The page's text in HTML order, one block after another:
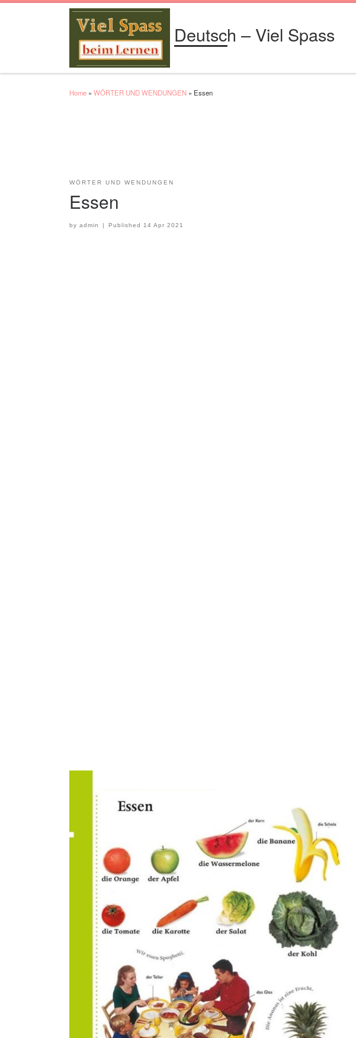
Deutsch – Viel Spass
Home » WÖRTER UND WENDUNGEN » Essen
WÖRTER UND WENDUNGEN
Essen
by admin | Published 14 Apr 2021